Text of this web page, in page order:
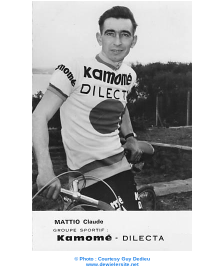
© Photo : Courtesy Guy Dedieu
www.dewielersite.net